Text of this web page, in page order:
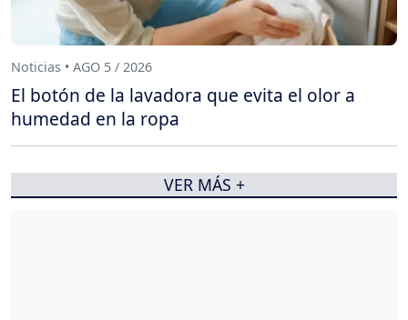
Noticias • AGO 5 / 2026
El botón de la lavadora que evita el olor a
humedad en la ropa
VER MÁS +